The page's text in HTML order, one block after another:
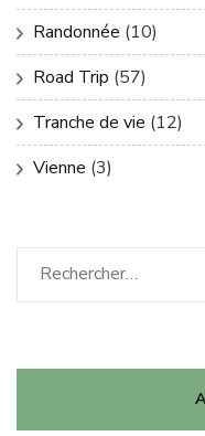
Randonnée (10)
Road Trip (57)
Tranche de vie (12)
Vienne (3)
Rechercher :